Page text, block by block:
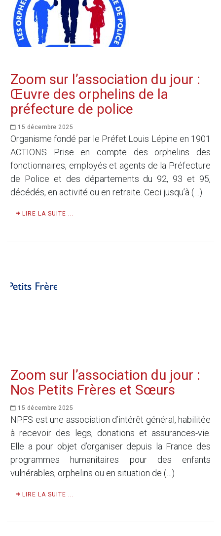
Zoom sur l’association du jour :
Œuvre des orphelins de la
préfecture de police
15 décembre 2025
Organisme fondé par le Préfet Louis Lépine en 1901
ACTIONS Prise en compte des orphelins des
fonctionnaires, employés et agents de la Préfecture
de Police et des départements du 92, 93 et 95,
décédés, en activité ou en retraite. Ceci jusqu’à (…)
LIRE LA SUITE ...
Zoom sur l’association du jour :
Nos Petits Frères et Sœurs
15 décembre 2025
NPFS est une association d’intérêt général, habilitée
à recevoir des legs, donations et assurances-vie.
Elle a pour objet d’organiser depuis la France des
programmes humanitaires pour des enfants
vulnérables, orphelins ou en situation de (…)
LIRE LA SUITE ...